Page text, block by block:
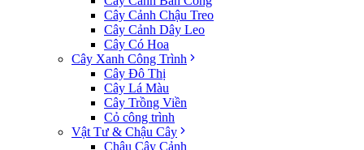
Cây Cảnh Chậu Treo
Cây Cảnh Dây Leo
Cây Có Hoa
Cây Xanh Công Trình
Cây Đô Thị
Cây Lá Màu
Cây Trồng Viền
Cỏ công trình
Vật Tư & Chậu Cây
Chậu Cây Cảnh